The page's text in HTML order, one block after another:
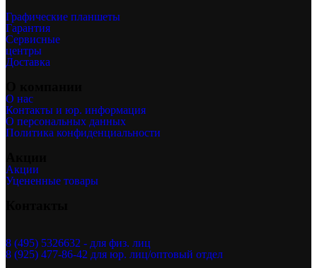
Графические планшеты
Гарантия
Сервисные
центры
Доставка
О нас
Контакты и юр. информация
О персональных данных
Политика конфиденциальности
Акции
Уцененные товары
8 (495) 5326632 - для физ. лиц
8 (925) 477-86-42 для юр. лиц/оптовый отдел